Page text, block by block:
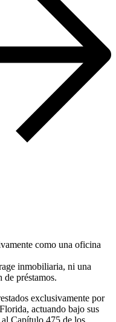
como una oficina
inmobiliaria, ni una
préstamos.
exclusivamente por
actuando bajo sus